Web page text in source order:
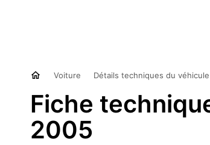
Voiture Détails techniques du véhicule
Fiche
2005